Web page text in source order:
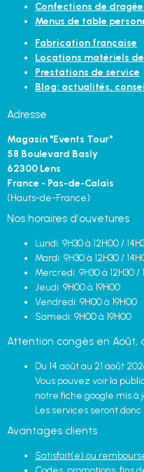
Confections de
Menus de table
Fabrication française
Locations matériels
Prestations de service
Blog: actualités,
Adresse
Magasin "Events Tour"
58 Boulevard Basly
62300 Lens
France - Pas-de-Calais
(Hauts-de-France)
Nos horaires d'ouvetures
Lundi: 9H30 à 12H00 /
Mardi: 9H30 à 12H30 /
Mercredi: 9H30 à 12H30 /
Jeudi: 9H00 à 19H00
Vendredi: 9H00 à 19H00
Samedi: 9H00 à 19H00
Attention congès en Août,
Du 14 août au 21 août
Vous pouvez voir la
notre fiche google mis à
Les services seront
Avantages clients
Satisfait(e) ou